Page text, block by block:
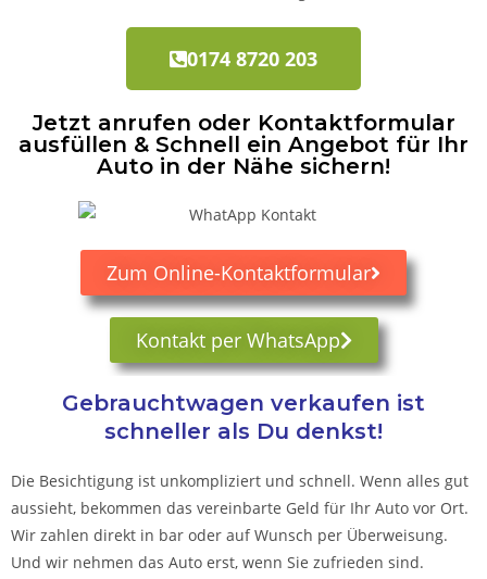
0174 8720 203
Jetzt anrufen oder Kontaktformular
ausfüllen & Schnell ein Angebot für Ihr
Auto in der Nähe sichern!
Zum Online-Kontaktformular
Kontakt per WhatsApp
Gebrauchtwagen verkaufen ist
schneller als Du denkst!
Die Besichtigung ist unkompliziert und schnell. Wenn alles gut
aussieht, bekommen das vereinbarte Geld für Ihr Auto vor Ort.
Wir zahlen direkt in bar oder auf Wunsch per Überweisung.
Und wir nehmen das Auto erst, wenn Sie zufrieden sind.